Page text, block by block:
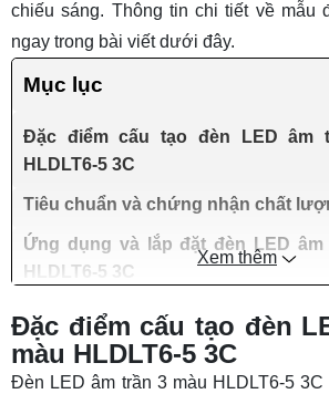
chiếu sáng. Thông tin chi tiết về mẫu
ngay trong bài viết dưới đây.
Mục lục
Đặc điểm cấu tạo đèn LED âm
HLDLT6-5 3C
Tiêu chuẩn và chứng nhận chất
Ứng dụng và lắp đặt đèn LED âm
HLDLT6-5 3C
Xem thêm
Đặc điểm cấu tạo đèn
màu HLDLT6-5 3C
Đèn LED âm trần 3 màu HLDLT6-5 3C